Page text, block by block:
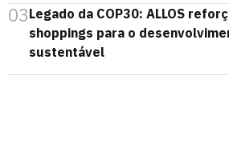
03Legado da COP30: ALLOS
shoppings para o
sustentável